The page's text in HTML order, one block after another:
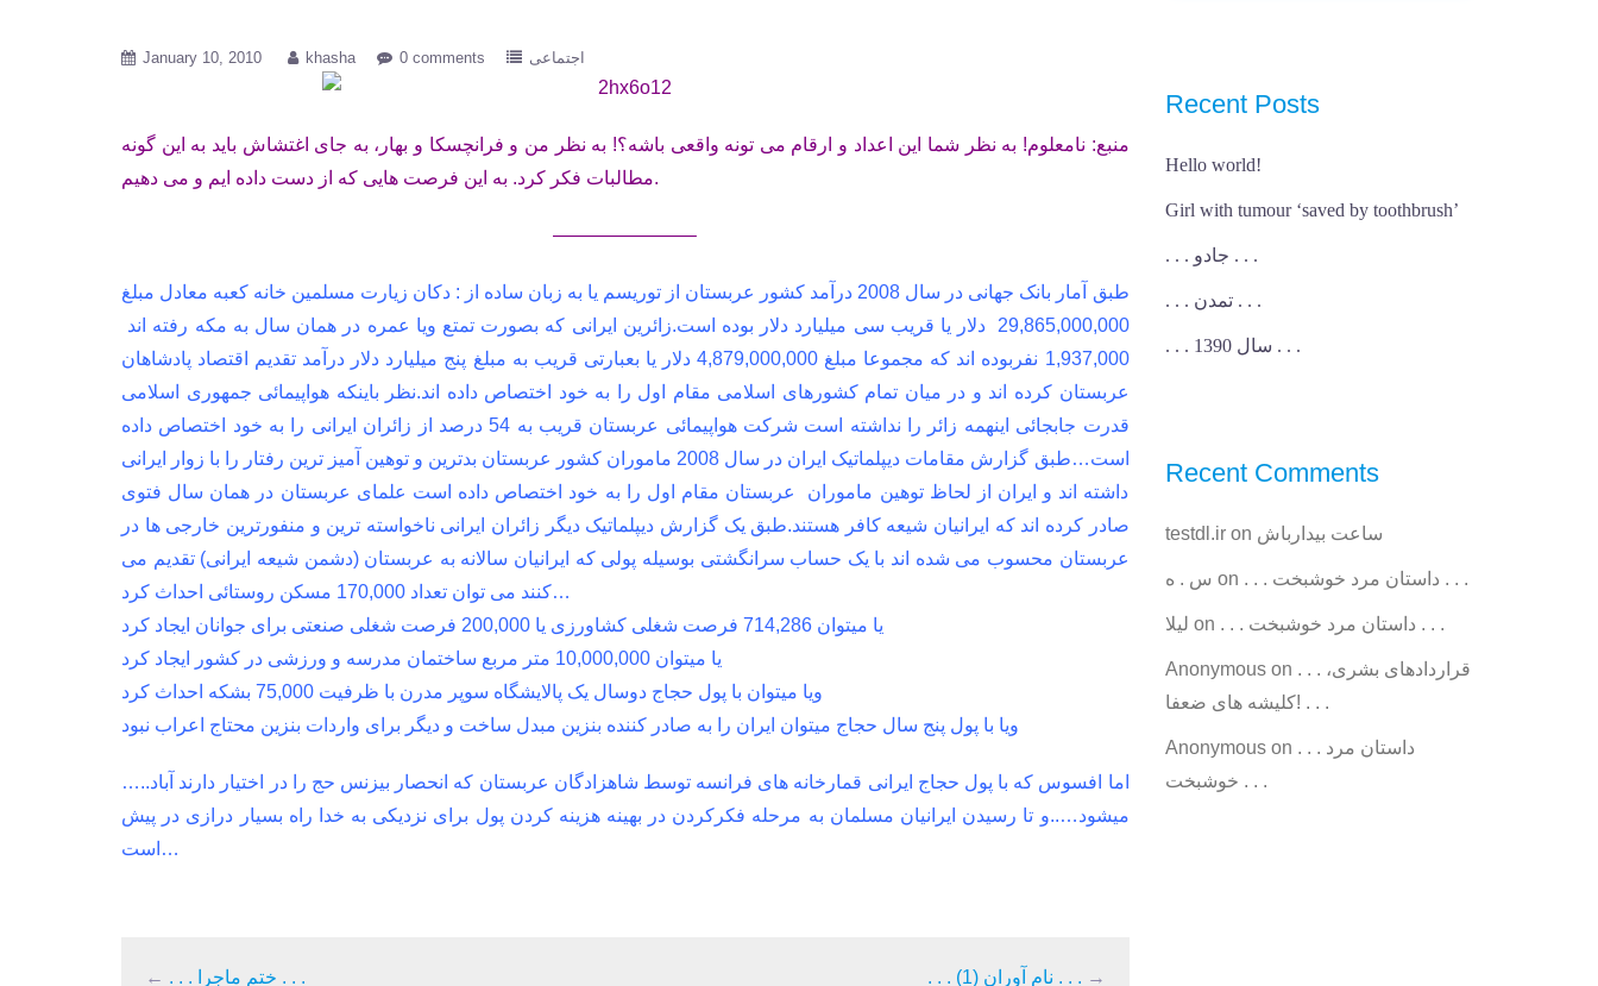
January 10, 2010 khasha 0 comments اجتماعی
منبع: نامعلوم! به نظر شما این اعداد و ارقام می تونه واقعی باشه؟! به نظر من و فرانچسکا و بهار، به جای اغتشاش باید به این گونه
مطالبات فکر کرد. به این فرصت هایی که از دست داده ایم و می دهیم.
———————–
طبق آمار بانک جهانی در سال 2008 درآمد کشور عربستان از توریسم یا به زبان ساده از : دکان زیارت مسلمین خانه کعبه معادل مبلغ
29,865,000,000 دلار یا قریب سی میلیارد دلار بوده است.زائرین ایرانی که بصورت تمتع ویا عمره در همان سال به مکه رفته اند
1,937,000 نفربوده اند که مجموعا مبلغ 4,879,000,000 دلار یا بعبارتی قریب به مبلغ پنج میلیارد دلار درآمد تقدیم اقتصاد پادشاهان
عربستان کرده اند و در میان تمام کشورهای اسلامی مقام اول را به خود اختصاص داده اند.نظر باینکه هواپیمائی جمهوری اسلامی
قدرت جابجائی اینهمه زائر را نداشته است شرکت هواپیمائی عربستان قریب به 54 درصد از زائران ایرانی را به خود اختصاص داده
است…طبق گزارش مقامات دیپلماتیک ایران در سال 2008 ماموران کشور عربستان بدترین و توهین آمیز ترین رفتار را با زوار ایرانی
داشته اند و ایران از لحاظ توهین ماموران عربستان مقام اول را به خود اختصاص داده است علمای عربستان در همان سال فتوی
صادر کرده اند که ایرانیان شیعه کافر هستند.طبق یک گزارش دیپلماتیک دیگر زائران ایرانی ناخواسته ترین و منفورترین خارجی ها در
عربستان محسوب می شده اند با یک حساب سرانگشتی بوسیله پولی که ایرانیان سالانه به عربستان (دشمن شیعه ایرانی) تقدیم می
کنند می توان تعداد 170,000 مسکن روستائی احداث کرد…
یا میتوان 714,286 فرصت شغلی کشاورزی یا 200,000 فرصت شغلی صنعتی برای جوانان ایجاد کرد
یا میتوان 10,000,000 متر مربع ساختمان مدرسه و ورزشی در کشور ایجاد کرد
ویا میتوان با پول حجاج دوسال یک پالایشگاه سوپر مدرن با ظرفیت 75,000 بشکه احداث کرد
ویا با پول پنج سال حجاج میتوان ایران را به صادر کننده بنزین مبدل ساخت و دیگر برای واردات بنزین محتاج اعراب نبود
…..اما افسوس که با پول حجاج ایرانی قمارخانه های فرانسه توسط شاهزادگان عربستان که انحصار بیزنس حج را در اختیار دارند آباد
میشود…..و تا رسیدن ایرانیان مسلمان به مرحله فکرکردن در بهینه هزینه کردن پول برای نزدیکی به خدا راه بسیار درازی در پیش
است…
← . . . ختم ماجرا . . . . . . نام آوران (1) . . . →
Recent Posts
Hello world!
Girl with tumour ‘saved by toothbrush’
. . . جادو . . .
. . . تمدن . . .
. . . سال 1390 . . .
Recent Comments
testdl.iron ساعت بیدارباش
س . ه on . . . داستان مرد خوشبخت . . .
ليلا on . . . داستان مرد خوشبخت . . .
Anonymouson . . . قراردادهای بشری،
کلیشه های ضعفا! . . .
Anonymouson . . . داستان مرد
خوشبخت . . .